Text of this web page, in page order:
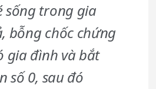
sống trong gia
bỗng chốc chứng
gia đình và bắt
số 0, sau đó